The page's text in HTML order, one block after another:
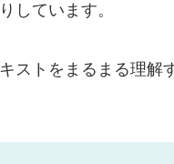
しています。
ストをまるまる理解